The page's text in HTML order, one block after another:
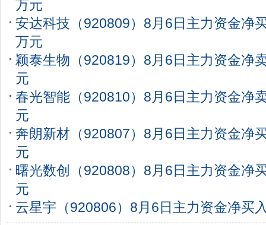
万元
安达科技（920809）8月6日主力资金净
万元
颖泰生物（920819）8月6日主力资金净
元
春光智能（920810）8月6日主力资金净
元
奔朗新材（920807）8月6日主力资金净
元
曙光数创（920808）8月6日主力资金净
元
云星宇（920806）8月6日主力资金净买